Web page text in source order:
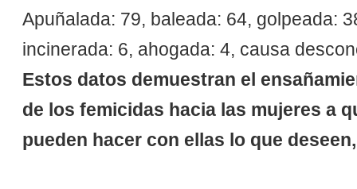
Apuñalada: 79, baleada: 64, golpeada:
incinerada: 6, ahogada: 4, causa
Estos datos demuestran el
de los femicidas hacia las mujeres a
pueden hacer con ellas lo que